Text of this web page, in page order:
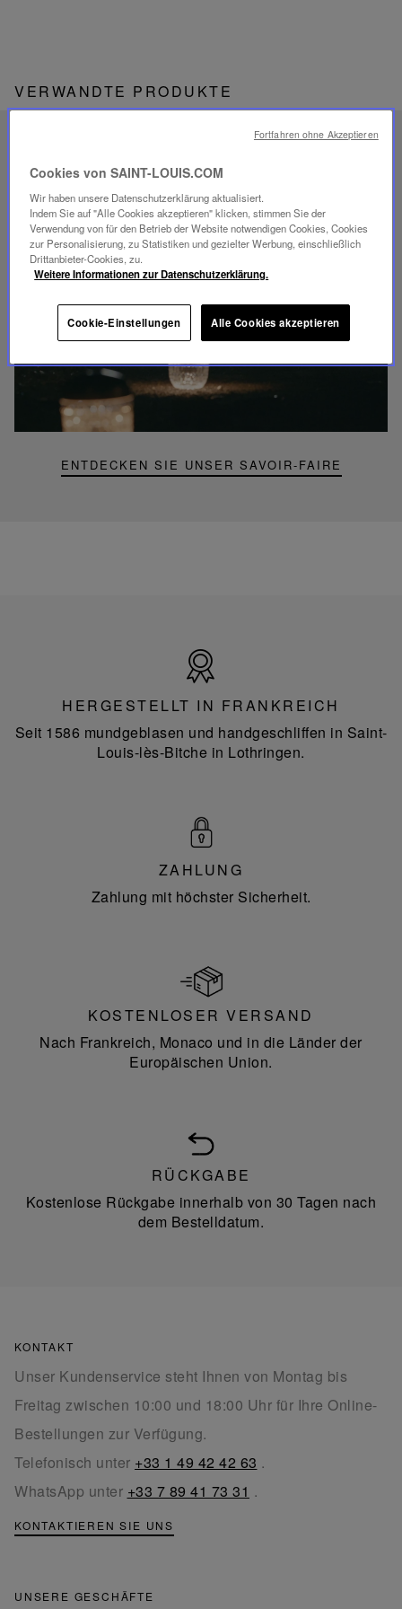
VERWANDTE PRODUKTE
EINZIGARTIGES
SAVOIR-FAIRE
FOLIA BELEUCHTUNG
ENTDECKEN SIE UNSER SAVOIR-FAIRE
Video
abspielen
YouTube-
Folia
Mini-
Portable-
Frankreich
HERGESTELLT IN FRANKREICH
Seit 1586 mundgeblasen und handgeschliffen in Saint-
Louis-lès-Bitche in Lothringen.
ZAHLUNG
Zahlung mit höchster Sicherheit.
KOSTENLOSER VERSAND
Nach Frankreich, Monaco und in die Länder der
Europäischen Union.
RÜCKGABE
Kostenlose Rückgabe innerhalb von 30 Tagen nach
dem Bestelldatum.
KONTAKT
Unser Kundenservice steht Ihnen von Montag bis
Freitag zwischen 10:00 und 18:00 Uhr für Ihre Online-
Bestellungen zur Verfügung.
Telefonisch unter +33 1 49 42 42 63 .
WhatsApp unter +33 7 89 41 73 31 .
KONTAKTIEREN SIE UNS
UNSERE GESCHÄFTE
Cookies von SAINT-LOUIS.COM
Wir haben unsere Datenschutzerklärung aktualisiert.
Indem Sie auf "Alle Cookies akzeptieren" klicken, stimmen Sie der
Verwendung von für den Betrieb der Website notwendigen Cookies, Cookies
zur Personalisierung, zu Statistiken und gezielter Werbung, einschließlich
Drittanbieter-Cookies, zu.
Weitere Informationen zur Datenschutzerklärung.
Cookie-Einstellungen Alle Cookies akzeptieren
Fortfahren ohne Akzeptieren